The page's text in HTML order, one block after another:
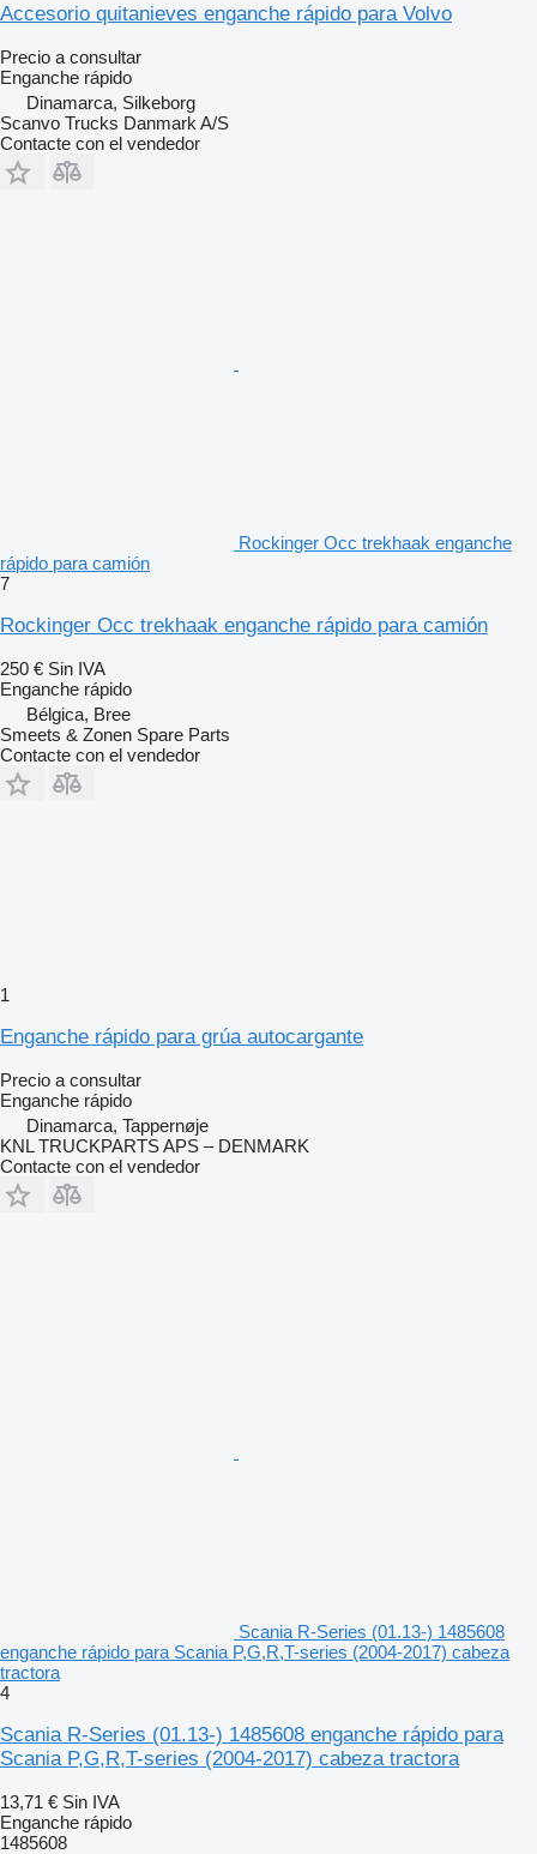
Accesorio quitanieves enganche rápido para Volvo
Precio a consultar
Enganche rápido
Dinamarca, Silkeborg
Scanvo Trucks Danmark A/S
Contacte con el vendedor
Rockinger Occ trekhaak enganche
rápido para camión
7
Rockinger Occ trekhaak enganche rápido para camión
250 € Sin IVA
Enganche rápido
Bélgica, Bree
Smeets & Zonen Spare Parts
Contacte con el vendedor
1
Enganche rápido para grúa autocargante
Precio a consultar
Enganche rápido
Dinamarca, Tappernøje
KNL TRUCKPARTS APS – DENMARK
Contacte con el vendedor
Scania R-Series (01.13-) 1485608
enganche rápido para Scania P,G,R,T-series (2004-2017) cabeza
tractora
4
Scania R-Series (01.13-) 1485608 enganche rápido para
Scania P,G,R,T-series (2004-2017) cabeza tractora
13,71 € Sin IVA
Enganche rápido
1485608